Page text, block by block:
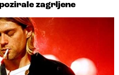
zagrljene